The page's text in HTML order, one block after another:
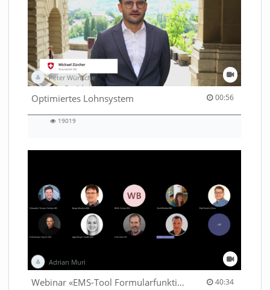
Peter Wünsche
Optimiertes Lohnsystem 00:56
00:56 duration
19019
Adrian Muri
Webinar «EMS-Tool Formularfunktion» 40:34
40:34 duration